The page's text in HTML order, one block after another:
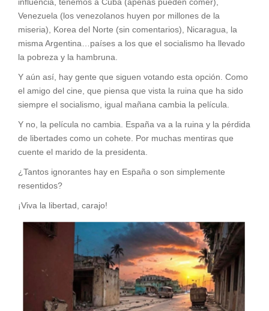
Venezuela (los venezolanos huyen por millones de la
miseria), Korea del Norte (sin comentarios), Nicaragua, la
misma Argentina…países a los que el socialismo ha llevado
la pobreza y la hambruna.
Y aún así, hay gente que siguen votando esta opción. Como
el amigo del cine, que piensa que vista la ruina que ha sido
siempre el socialismo, igual mañana cambia la película.
Y no, la película no cambia. España va a la ruina y la pérdida
de libertades como un cohete. Por muchas mentiras que
cuente el marido de la presidenta.
¿Tantos ignorantes hay en España o son simplemente
resentidos?
¡Viva la libertad, carajo!